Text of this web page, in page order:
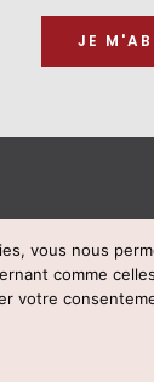
vous nous
comme
votre